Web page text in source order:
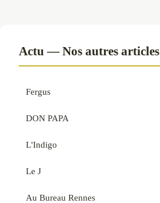
Actu — Nos autres articles
Fergus
DON PAPA
L'Indigo
Le J
Au Bureau Rennes